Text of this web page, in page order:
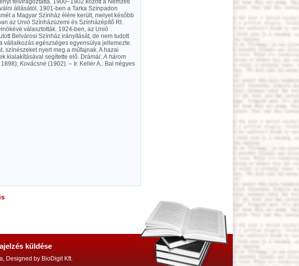
felvirágoztatta. 1900–1902 között a Nemzeti
állásától. 1901-ben a Tarka Színpadon
a Magyar Színház élére került, melyet később
az Unió Színházüzemi és Színházépítő Rt.
választották. 1924-ben, az Unió
Belvárosi Színház irányítását, de nem tudott
vállalkozás egészséges egyensúlya jellemezte.
színészeket nyert meg a műfajnak. A hazai
kialakításával segítette elő. Drámái:A három
1898); Kovácsné (1902). – Ir. Kellér A.: Bal négyes
küldése
Designed by BioDigit Kft.